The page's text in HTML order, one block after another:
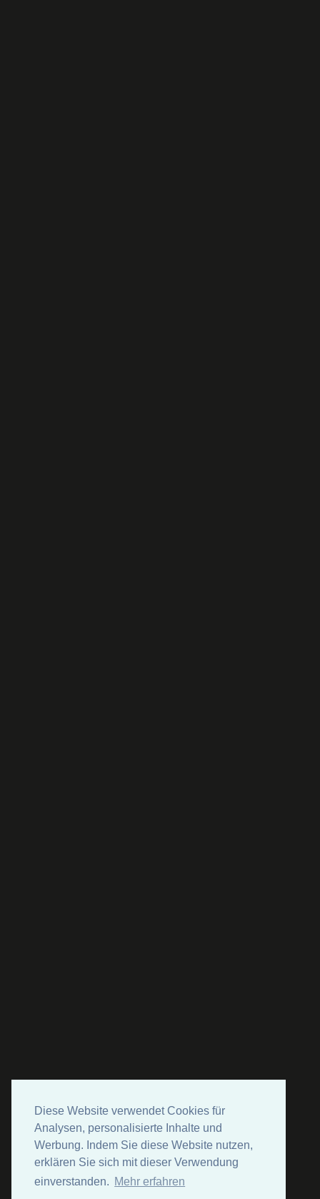
Diese Website verwendet Cookies für
Analysen, personalisierte Inhalte und
Werbung. Indem Sie diese Website nutzen,
erklären Sie sich mit dieser Verwendung
einverstanden. Mehr erfahren